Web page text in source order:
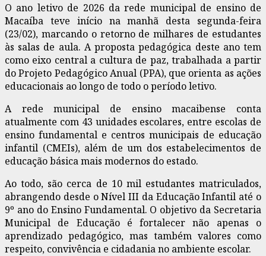
O ano letivo de 2026 da rede municipal de ensino de
Macaíba teve início na manhã desta segunda-feira
(23/02), marcando o retorno de milhares de estudantes
às salas de aula. A proposta pedagógica deste ano tem
como eixo central a cultura de paz, trabalhada a partir
do Projeto Pedagógico Anual (PPA), que orienta as ações
educacionais ao longo de todo o período letivo.
A rede municipal de ensino macaibense conta
atualmente com 43 unidades escolares, entre escolas de
ensino fundamental e centros municipais de educação
infantil (CMEIs), além de um dos estabelecimentos de
educação básica mais modernos do estado.
Ao todo, são cerca de 10 mil estudantes matriculados,
abrangendo desde o Nível III da Educação Infantil até o
9º ano do Ensino Fundamental. O objetivo da Secretaria
Municipal de Educação é fortalecer não apenas o
aprendizado pedagógico, mas também valores como
respeito, convivência e cidadania no ambiente escolar.